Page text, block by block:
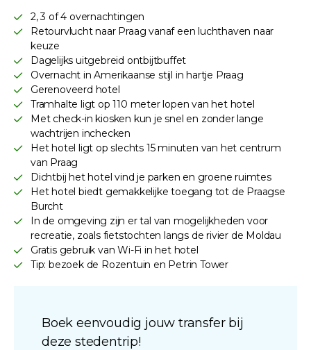
2, 3 of 4 overnachtingen
Retourvlucht naar Praag vanaf een luchthaven naar
keuze
Dagelijks uitgebreid ontbijtbuffet
Overnacht in Amerikaanse stijl in hartje Praag
Gerenoveerd hotel
Tramhalte ligt op 110 meter lopen van het hotel
Met check-in kiosken kun je snel en zonder lange
wachtrijen inchecken
Het hotel ligt op slechts 15 minuten van het centrum
van Praag
Dichtbij het hotel vind je parken en groene ruimtes
Het hotel biedt gemakkelijke toegang tot de Praagse
Burcht
In de omgeving zijn er tal van mogelijkheden voor
recreatie, zoals fietstochten langs de rivier de Moldau
Gratis gebruik van Wi-Fi in het hotel
Tip: bezoek de Rozentuin en Petrin Tower
Boek eenvoudig jouw transfer bij
deze stedentrip!